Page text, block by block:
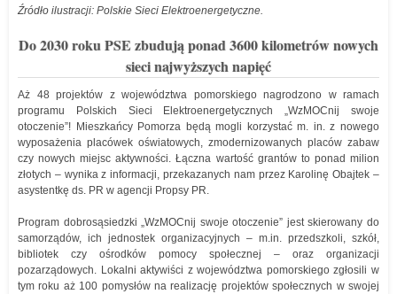
Źródło ilustracji: Polskie Sieci Elektroenergetyczne.
Do 2030 roku PSE zbudują ponad 3600 kilometrów nowych
sieci najwyższych napięć
Aż 48 projektów z województwa pomorskiego nagrodzono w ramach
programu Polskich Sieci Elektroenergetycznych „WzMOCnij swoje
otoczenie”! Mieszkańcy Pomorza będą mogli korzystać m. in. z nowego
wyposażenia placówek oświatowych, zmodernizowanych placów zabaw
czy nowych miejsc aktywności. Łączna wartość grantów to ponad milion
złotych – wynika z informacji, przekazanych nam przez Karolinę Obajtek –
asystentkę ds. PR w agencji Propsy PR.
Program dobrosąsiedzki „WzMOCnij swoje otoczenie” jest skierowany do
samorządów, ich jednostek organizacyjnych – m.in. przedszkoli, szkół,
bibliotek czy ośrodków pomocy społecznej – oraz organizacji
pozarządowych. Lokalni aktywiści z województwa pomorskiego zgłosili w
tym roku aż 100 pomysłów na realizację projektów społecznych w swojej